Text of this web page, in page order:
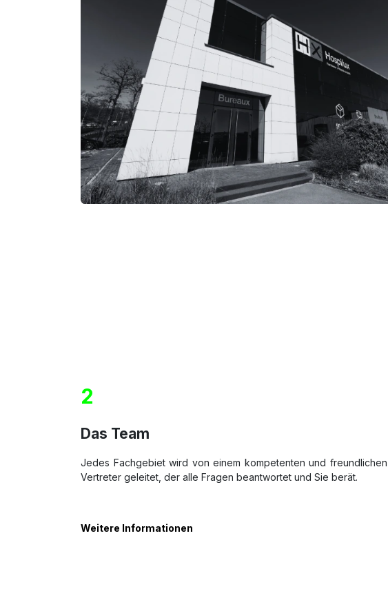
2
Das Team
Jedes Fachgebiet wird von einem kompetenten und freundlichen
Vertreter geleitet, der alle Fragen beantwortet und Sie berät.
Weitere Informationen